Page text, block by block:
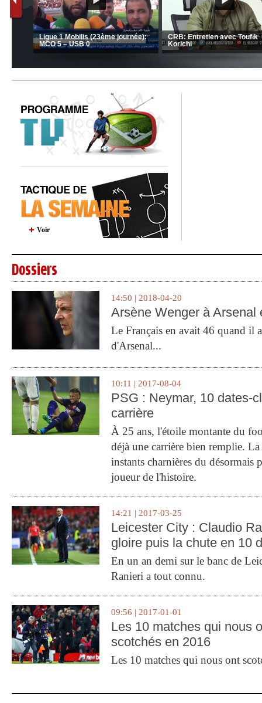
MCA: Kaci-Saïd évoque le
succès du Mouloudia face
MFM
JSK: Brahim Zafour évoque la
situation du club
Voir
Dossiers
14:50 | 2018-04-20
Arsène Wenger à Arsenal
Le Français en avait 46 quand il
d'Arsenal...
10:11 | 2017-08-04
PSG : Neymar, 10 dates-
carrière
À 25 ans, l'étoile montante du
déjà une carrière bien remplie.
instants charnières du désormais
joueur de l'histoire.
14:21 | 2017-03-25
Leicester City : Claudio
gloire puis la chute en 10
En un an demi sur le banc de
Ranieri a tout connu.
09:56 | 2017-01-01
Les 10 matches qui nous
scotchés en 2016
Les 10 matches qui nous ont